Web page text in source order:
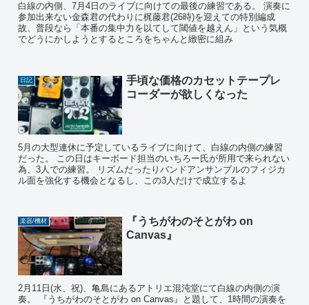
白線の内側、7月4日のライブに向けての最後の練習である。 演奏に
参加出来ない金森君の代わりに梶藤君(26時)を迎えての特別編成
故、普段なら「本番の集中力を以てして閾値を越えん」という気概
でどうにかしようとするところをちゃんと緻密に組み
日記
手頃な価格のカセットテープレ
コーダーが欲しくなった
5月の大型連休に予定しているライブに向けて、白線の内側の練習
だった。 この日はキーボード担当のいちろー氏が所用で来られない
為、3人での練習。 リズムだったりバンドアンサンブルのフィジカ
ル面を強化する機会となるし、この3人だけで成立するよ
楽器/機材
『うちがわのそとがわ on
Canvas』
2月11日(水、祝)、亀島にあるアトリエ混沌堂にて白線の内側の演
奏。 『うちがわのそとがわ on Canvas』と題して、1時間の演奏を